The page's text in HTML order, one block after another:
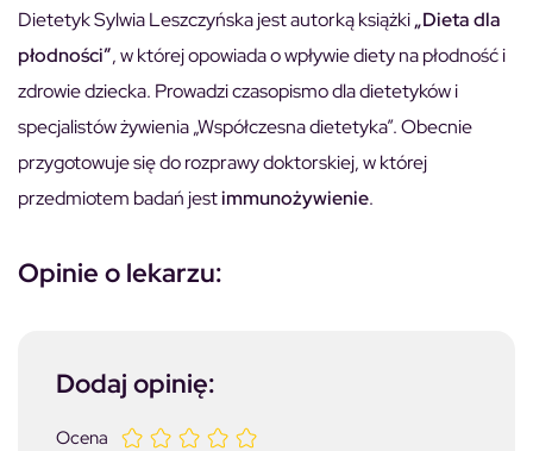
Dietetyk Sylwia Leszczyńska jest autorką książki„Dieta dla
płodności”, w której opowiada o wpływie diety na płodność i
zdrowie dziecka. Prowadzi czasopismo dla dietetyków i
specjalistów żywienia „Współczesna dietetyka”. Obecnie
przygotowuje się do rozprawy doktorskiej, w której
przedmiotem badań jestimmunożywienie.
Opinie o lekarzu:
Dodaj opinię:
Ocena